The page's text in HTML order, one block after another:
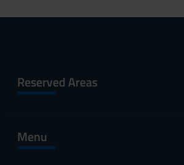
Reserved Areas
Menu